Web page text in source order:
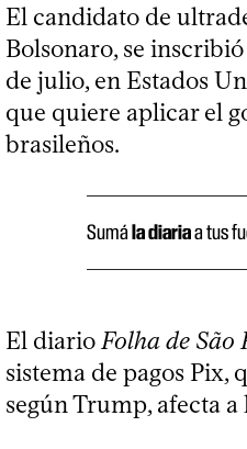
El candidato de
Bolsonaro, se
de julio, en Estados
que quiere aplicar el
brasileños.
Sumála diariaa tus
El diarioFolha de São
sistema de pagos
según Trump, afecta